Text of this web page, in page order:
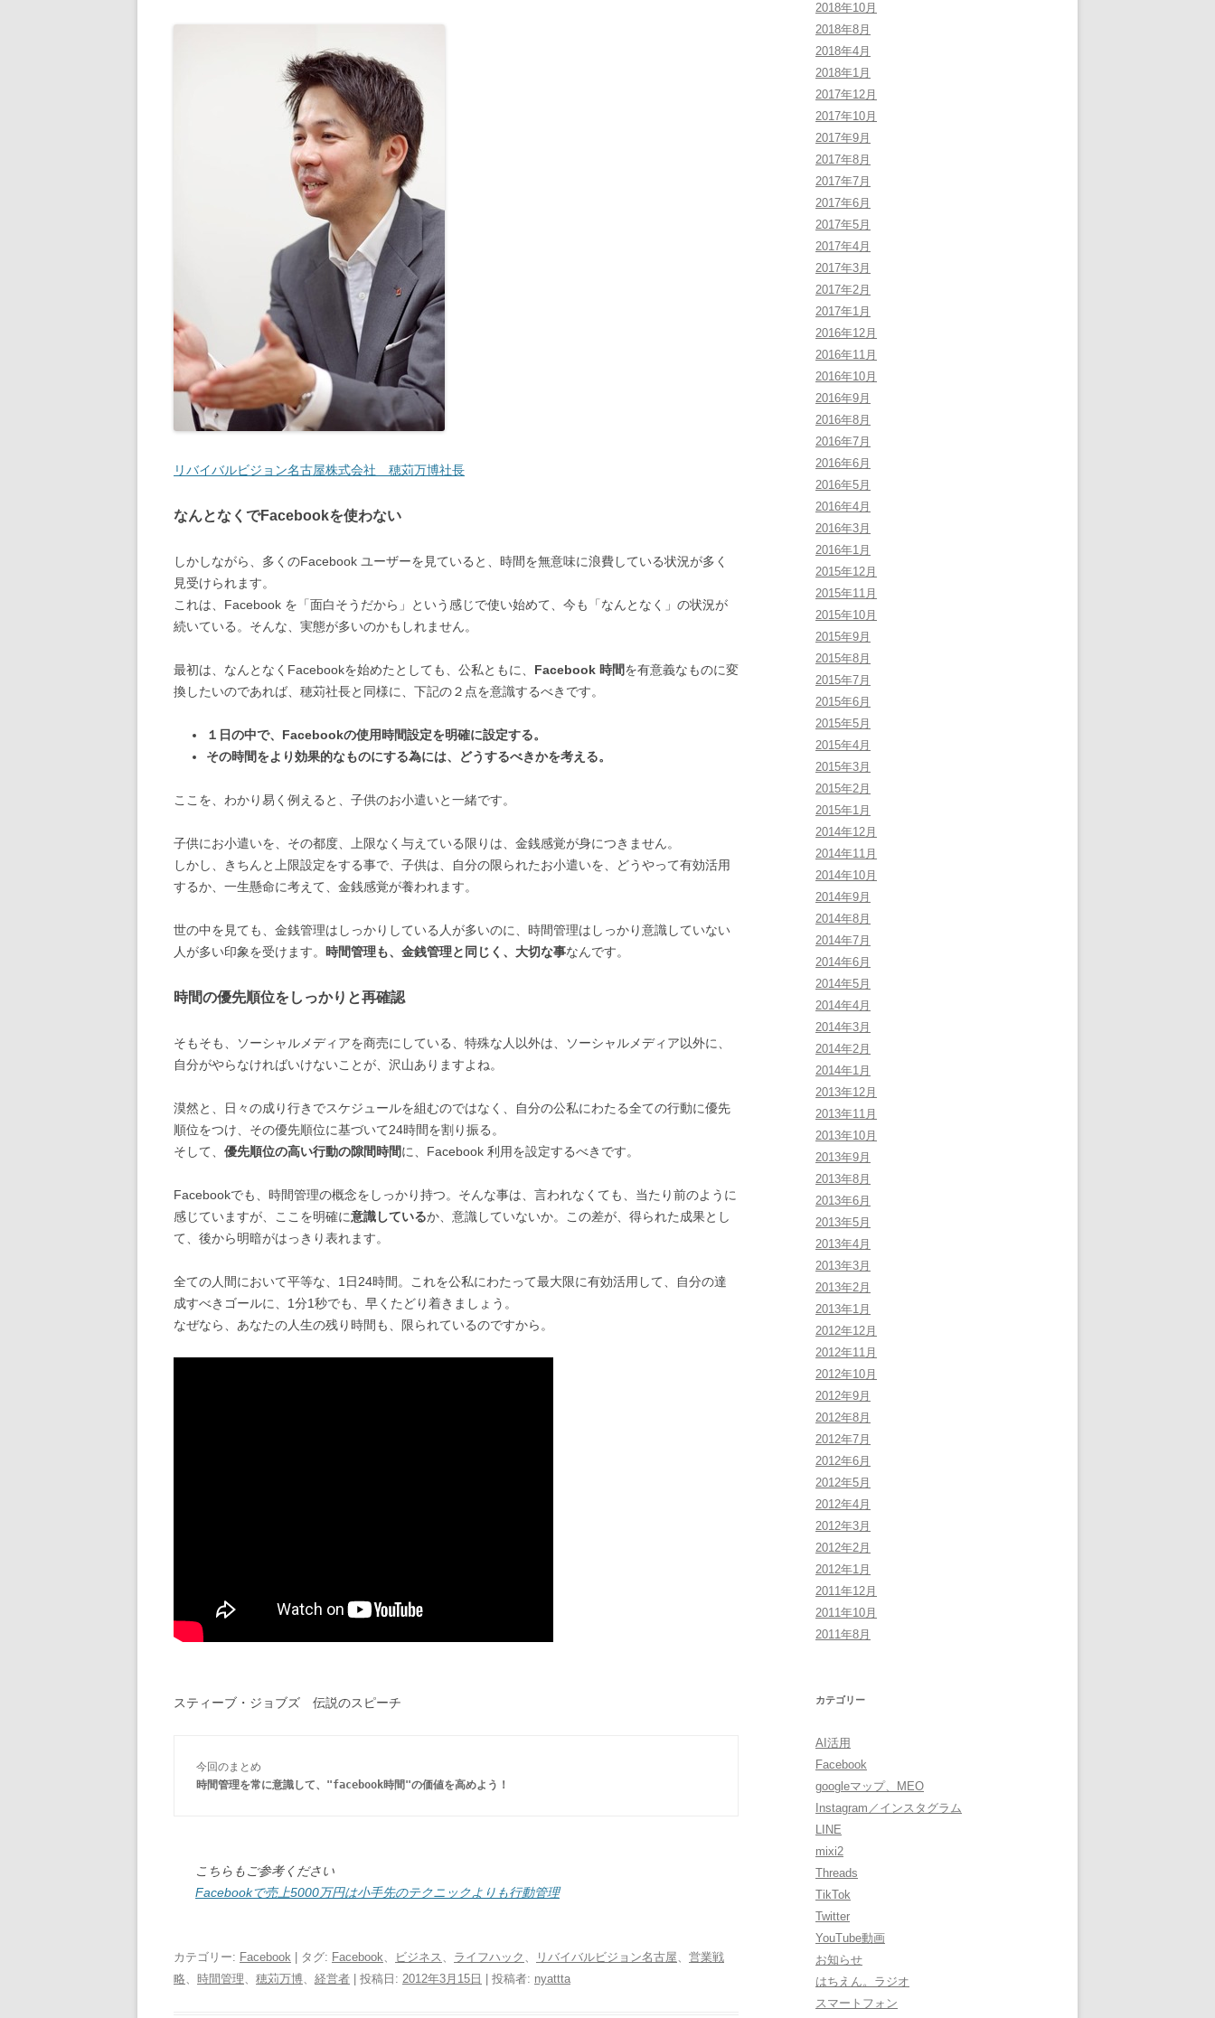
リバイバルビジョン名古屋株式会社 穂苅万博社長
なんとなくでFacebookを使わない
しかしながら、多くのFacebook ユーザーを見ていると、時間を無意味に浪費している状況が多く
見受けられます。
これは、Facebook を「面白そうだから」という感じで使い始めて、今も「なんとなく」の状況が
続いている。そんな、実態が多いのかもしれません。
最初は、なんとなくFacebookを始めたとしても、公私ともに、 Facebook 時間を有意義なものに変
換したいのであれば、穂苅社長と同様に、下記の２点を意識するべきです。
１日の中で、Facebookの使用時間設定を明確に設定する。
その時間をより効果的なものにする為には、どうするべきかを考える。
ここを、わかり易く例えると、子供のお小遣いと一緒です。
子供にお小遣いを、その都度、上限なく与えている限りは、金銭感覚が身につきません。
しかし、きちんと上限設定をする事で、子供は、自分の限られたお小遣いを、どうやって有効活用
するか、一生懸命に考えて、金銭感覚が養われます。
世の中を見ても、金銭管理はしっかりしている人が多いのに、時間管理はしっかり意識していない
人が多い印象を受けます。 時間管理も、金銭管理と同じく、大切な事なんです。
時間の優先順位をしっかりと再確認
そもそも、ソーシャルメディアを商売にしている、特殊な人以外は、ソーシャルメディア以外に、
自分がやらなければいけないことが、沢山ありますよね。
漠然と、日々の成り行きでスケジュールを組むのではなく、自分の公私にわたる全ての行動に優先
順位をつけ、その優先順位に基づいて24時間を割り振る。
そして、 優先順位の高い行動の隙間時間に、Facebook 利用を設定するべきです。
Facebookでも、時間管理の概念をしっかり持つ。そんな事は、言われなくても、当たり前のように
感じていますが、ここを明確に意識しているか、意識していないか。この差が、得られた成果とし
て、後から明暗がはっきり表れます。
全ての人間において平等な、1日24時間。これを公私にわたって最大限に有効活用して、自分の達
成すべきゴールに、1分1秒でも、早くたどり着きましょう。
なぜなら、あなたの人生の残り時間も、限られているのですから。
スティーブ・ジョブズ 伝説のスピーチ
今回のまとめ
時間管理を常に意識して、"facebook時間"の価値を高めよう！
こちらもご参考ください
Facebookで売上5000万円は小手先のテクニックよりも行動管理
カテゴリー: Facebook | タグ: Facebook、 ビジネス 、 ライフハック 、 リバイバルビジョン名古屋、 営業戦
略、 時間管理、 穂苅万博、 経営者 | 投稿日: 2012年3月15日 投稿者: nyattta
2018年10月
2018年8月
2018年4月
2018年1月
2017年12月
2017年10月
2017年9月
2017年8月
2017年7月
2017年6月
2017年5月
2017年4月
2017年3月
2017年2月
2017年1月
2016年12月
2016年11月
2016年10月
2016年9月
2016年8月
2016年7月
2016年6月
2016年5月
2016年4月
2016年3月
2016年1月
2015年12月
2015年11月
2015年10月
2015年9月
2015年8月
2015年7月
2015年6月
2015年5月
2015年4月
2015年3月
2015年2月
2015年1月
2014年12月
2014年11月
2014年10月
2014年9月
2014年8月
2014年7月
2014年6月
2014年5月
2014年4月
2014年3月
2014年2月
2014年1月
2013年12月
2013年11月
2013年10月
2013年9月
2013年8月
2013年6月
2013年5月
2013年4月
2013年3月
2013年2月
2013年1月
2012年12月
2012年11月
2012年10月
2012年9月
2012年8月
2012年7月
2012年6月
2012年5月
2012年4月
2012年3月
2012年2月
2012年1月
2011年12月
2011年10月
2011年8月
カテゴリー
AI活用
Facebook
googleマップ、MEO
Instagram／インスタグラム
LINE
mixi2
Threads
TikTok
Twitter
YouTube動画
お知らせ
はちえん。ラジオ
スマートフォン